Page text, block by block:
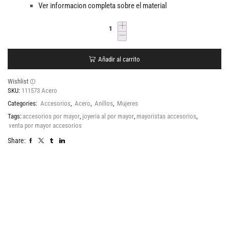
Ver informacion completa sobre el material
Añadir al carrito
Wishlist
SKU: 111573 Acero
Categories: Accesorios, Acero, Anillos, Mujeres
Tags: accesorios por mayor, joyeria al por mayor, mayoristas accesorios,
venta por mayor accesorios
Share: